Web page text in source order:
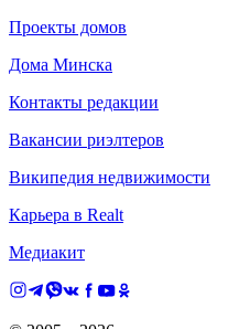
Проекты домов
Дома Минска
Контакты редакции
Вакансии риэлтеров
Википедия недвижимости
Карьера в Realt
Медиакит